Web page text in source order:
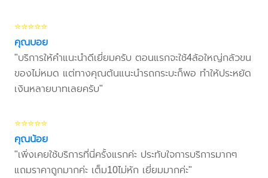
⭐⭐⭐⭐⭐
คุณบอย
"บริการให้คำแนะนำดีเยี่ยมครับ ตอนแรกจะใช้4ล้อใหญ่กลัวขน
ของไม่หมด แต่ทางคุณต้นแนะนำรถกระบะก็พอ ทำให้ประหยัด
เงินหลายบาทเลยครับ"
⭐⭐⭐⭐⭐
คุณน้อย
"เพิ่งเคยใช้บริการที่นี่ครั้งแรกค่ะ ประทับใจการบริการมากๆ
แถมราคาถูกมากค่ะ เต็ม10ไม่หัก เยี่ยมมากค่ะ"